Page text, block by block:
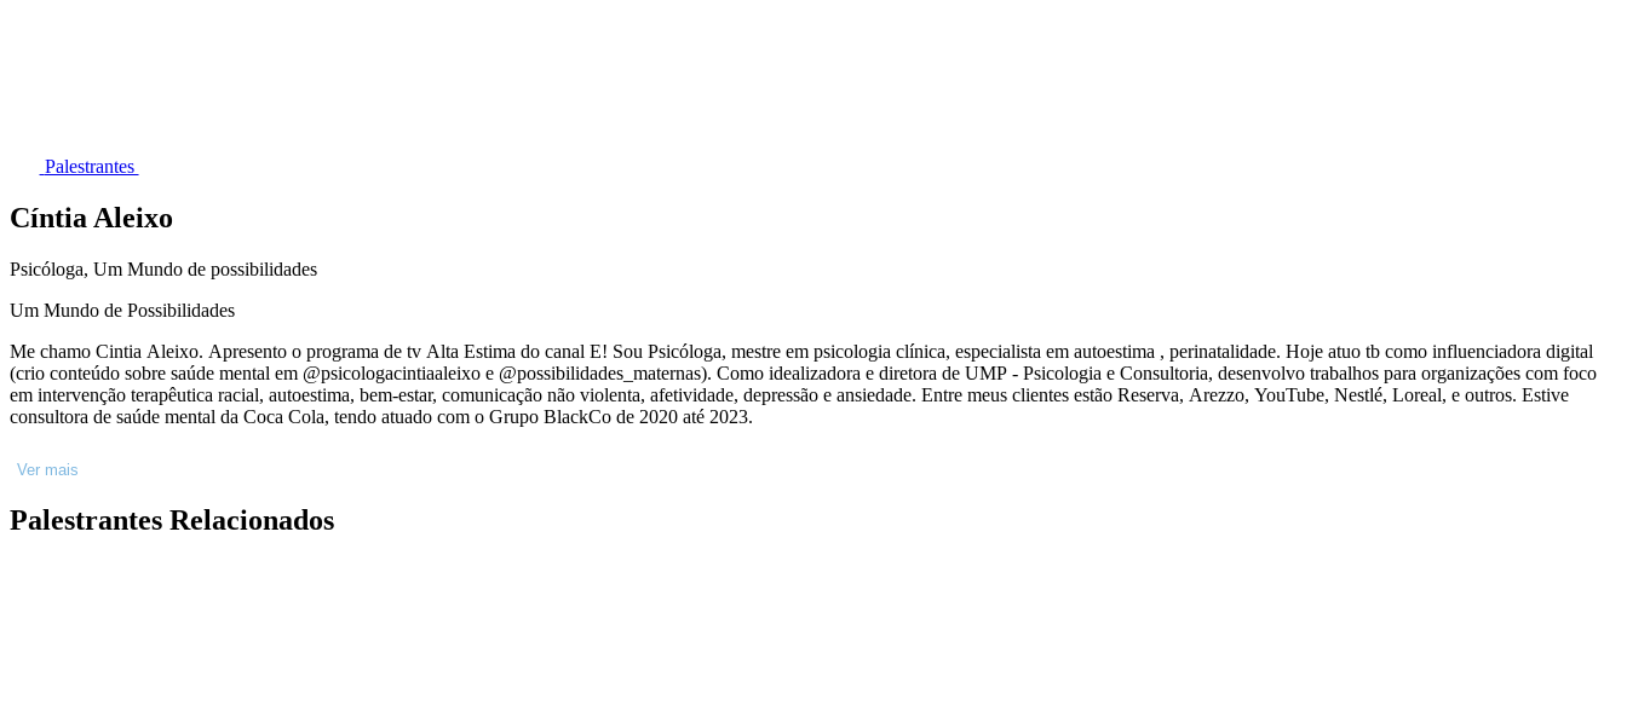
Palestrantes
Cíntia Aleixo
Psicóloga, Um Mundo de possibilidades
Um Mundo de Possibilidades
Me chamo Cintia Aleixo. Apresento o programa de tv Alta Estima do canal E! Sou Psicóloga, mestre em psicologia clínica, especialista em autoestima , perinatalidade. Hoje atuo tb como influenciadora digital
(crio conteúdo sobre saúde mental em @psicologacintiaaleixo e @possibilidades_maternas). Como idealizadora e diretora de UMP - Psicologia e Consultoria, desenvolvo trabalhos para organizações com foco
em intervenção terapêutica racial, autoestima, bem-estar, comunicação não violenta, afetividade, depressão e ansiedade. Entre meus clientes estão Reserva, Arezzo, YouTube, Nestlé, Loreal, e outros. Estive
consultora de saúde mental da Coca Cola, tendo atuado com o Grupo BlackCo de 2020 até 2023.
Ver mais
Palestrantes Relacionados